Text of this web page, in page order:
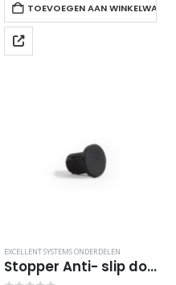
TOEVOEGEN AAN
EXCELLENT SYSTEMS ONDERDELEN
Stopper Anti- slip dopje